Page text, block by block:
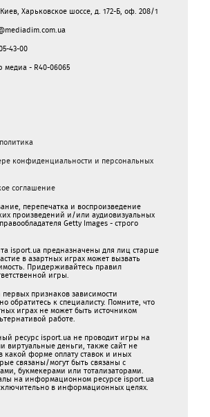
Харьковское шоссе, д. 172-Б, оф. 208/1
43-00
медиа - R40-06065
конфиденциальности и персональных
соглашение
перепечатка и воспроизведение
произведений и/или аудиовизуальных
Getty Images - строго
isport.ua предназначены для лиц старше
в азартных играх может вызвать
Придерживайтесь правил
игры.
признаков зависимости
обратитесь к специалисту. Помните, что
играх не может быть источником
работе.
ресурс isport.ua не проводит игры на
виртуальные деньги, также сайт не
какой форме oплaту ставок и иных
связаны/могут быть связаны c
букмекерами или тотализаторами.
на информационном ресурсе isport.ua
в информационных целях.